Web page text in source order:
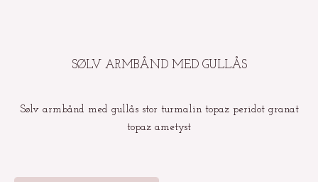
SØLV ARMBÅND MED GULLÅS
Sølv armbånd med gullås stor turmalin topaz peridot granat
topaz ametyst